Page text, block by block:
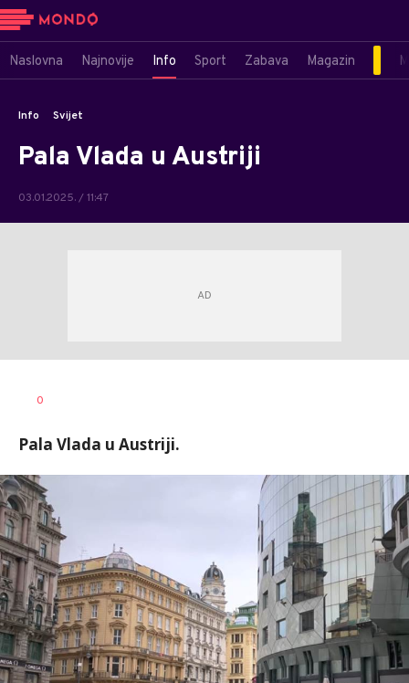
Naslovna Najnovije Info Sport Zabava Magazin
Info Svijet
Pala Vlada u Austriji
03.01.2025. / 11:47
AUTOR
0
Pala Vlada u Austriji.